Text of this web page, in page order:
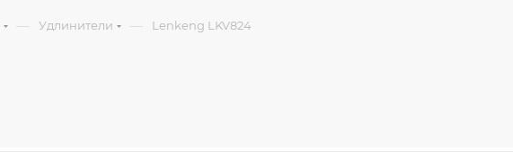
— Удлинители — Lenkeng LKV824